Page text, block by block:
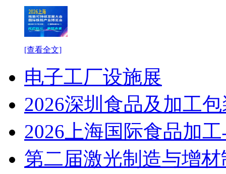
[查看全文]
电子工厂设施展
2026深圳食品及加工
2026上海国际食品加
第二届激光制造与增